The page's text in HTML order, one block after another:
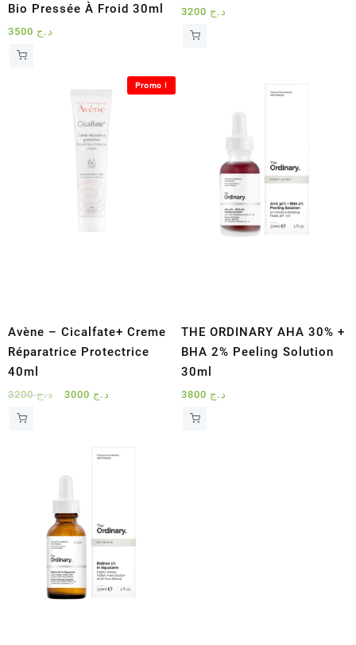
Bio Pressée À Froid 30ml
د.ج
د.ج
Promo !
Avène – Cicalfate+ Creme
Réparatrice Protectrice
40ml
د.ج3200
Le
د.ج 3200.
د.ج
THE ORDINARY AHA 30% +
BHA 2% Peeling Solution
30ml
د.ج